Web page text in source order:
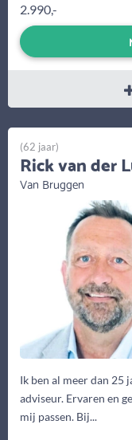
2.990,-
Ik ben al meer dan 25
adviseur. Ervaren en
mij passen. Bij...
(62 jaar)
Rick van der
Van Bruggen